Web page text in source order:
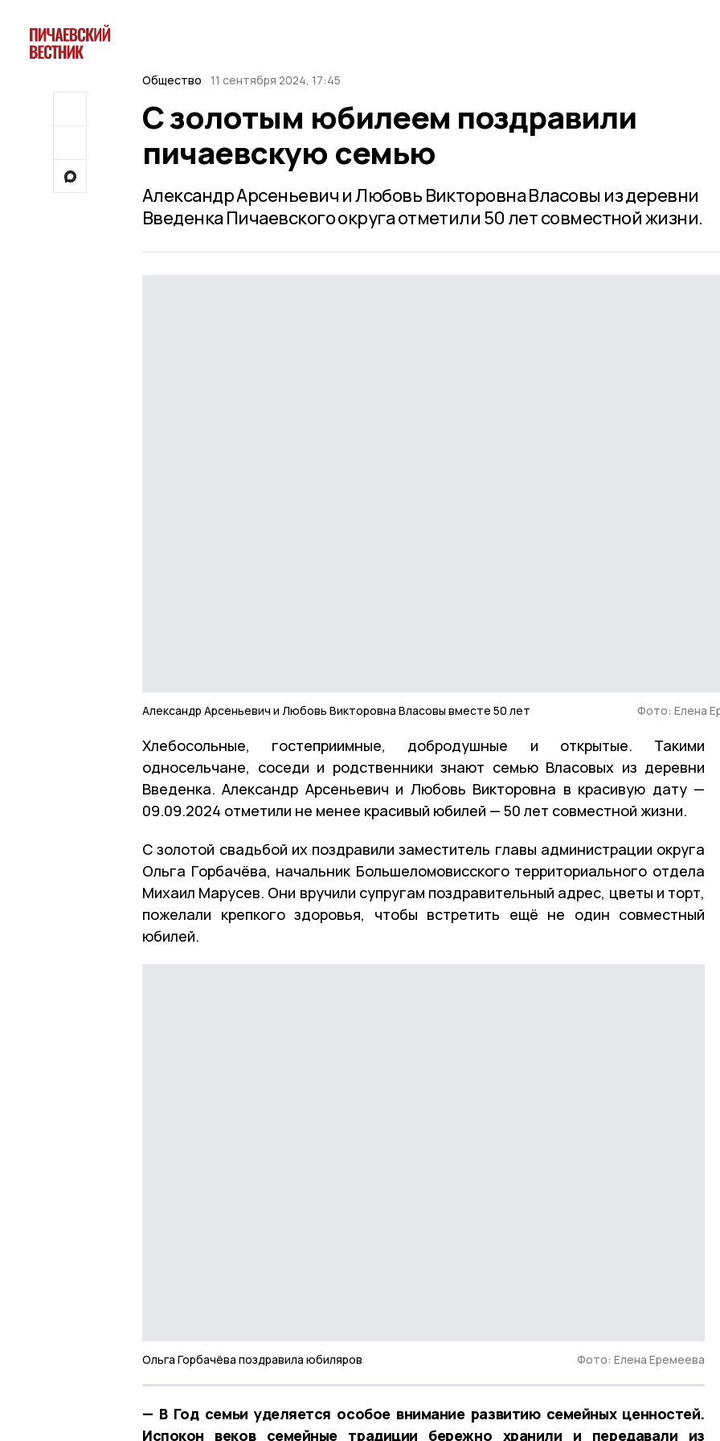
Общество 11 сентября 2024, 17:45
С золотым юбилеем поздравили
пичаевскую семью
Александр Арсеньевич и Любовь Викторовна Власовы из деревни
Введенка Пичаевского округа отметили 50 лет совместной жизни.
Александр Арсеньевич и Любовь Викторовна Власовы вместе 50 лет Фото: Елена
Хлебосольные, гостеприимные, добродушные и открытые. Такими
односельчане, соседи и родственники знают семью Власовых из деревни
Введенка. Александр Арсеньевич и Любовь Викторовна в красивую дату —
09.09.2024 отметили не менее красивый юбилей — 50 лет совместной жизни.
С золотой свадьбой их поздравили заместитель главы администрации округа
Ольга Горбачёва, начальник Большеломовисского территориального отдела
Михаил Марусев. Они вручили супругам поздравительный адрес, цветы и торт,
пожелали крепкого здоровья, чтобы встретить ещё не один совместный
юбилей.
Ольга Горбачёва поздравила юбиляров Фото: Елена Еремеева
— В Год семьи уделяется особое внимание развитию семейных ценностей.
Испокон веков семейные традиции бережно хранили и передавали из